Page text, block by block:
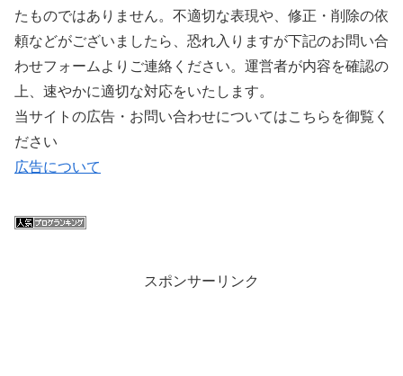
たものではありません。不適切な表現や、修正・削除の依
頼などがございましたら、恐れ入りますが下記のお問い合
わせフォームよりご連絡ください。運営者が内容を確認の
上、速やかに適切な対応をいたします。
当サイトの広告・お問い合わせについてはこちらを御覧く
ださい
広告について
スポンサーリンク